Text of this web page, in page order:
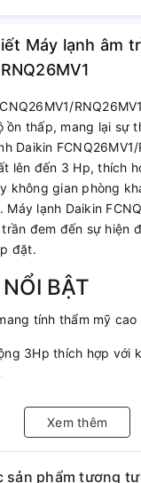
Máy lạnh âm
ồn thấp, mang lại sự
Daikin
lên đến 3 Hp, thích
không gian phòng
lạnh Daikin
đem đến sự hiện
đặt.
BẬT
tính thẩm mỹ
3Hp thích hợp với
độ ồn thấp.
nóng chống ăn mòn.
Xem thêm
sản phẩm tương tự